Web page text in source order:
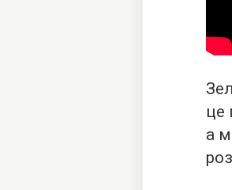
це
а